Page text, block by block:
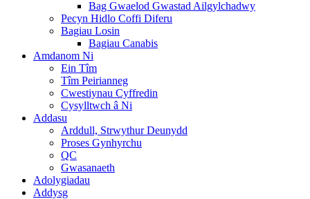
Bag Gwaelod Gwastad Ailgylchadwy
Pecyn Hidlo Coffi Diferu
Bagiau Losin
Bagiau Canabis
Amdanom Ni
Ein Tîm
Tîm Peirianneg
Cwestiynau Cyffredin
Cysylltwch â Ni
Addasu
Arddull, Strwythur Deunydd
Proses Gynhyrchu
QC
Gwasanaeth
Adolygiadau
Addysg